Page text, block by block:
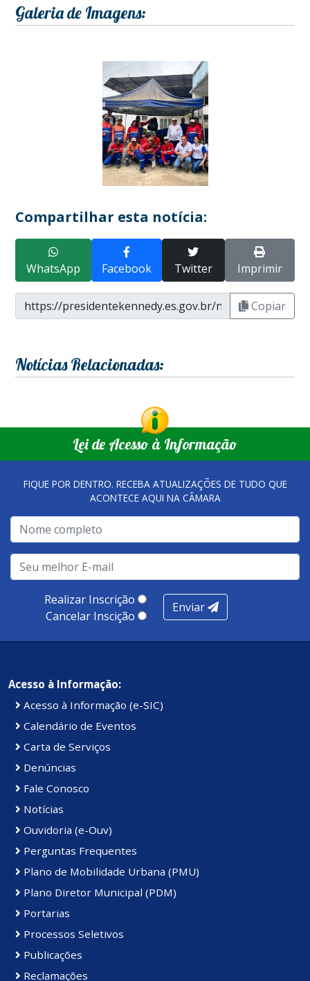
Galeria de Imagens:
Compartilhar esta notícia:
WhatsApp Facebook Twitter Imprimir
Copiar
Notícias Relacionadas:
Lei de Acesso à Informação
FIQUE POR DENTRO. RECEBA ATUALIZAÇÕES DE TUDO QUE
ACONTECE AQUI NA CÂMARA
Realizar Inscrição
Cancelar Inscição
Enviar
Acesso à Informação:
Acesso à Informação (e-SIC)
Calendário de Eventos
Carta de Serviços
Denúncias
Fale Conosco
Notícias
Ouvidoria (e-Ouv)
Perguntas Frequentes
Plano de Mobilidade Urbana (PMU)
Plano Diretor Municipal (PDM)
Portarias
Processos Seletivos
Publicações
Reclamações